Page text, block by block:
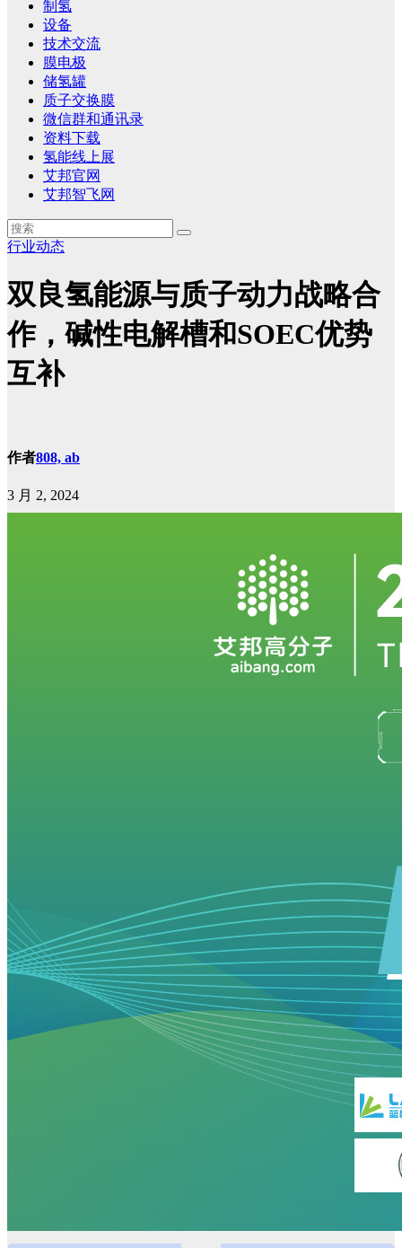
制氢
设备
技术交流
膜电极
储氢罐
质子交换膜
微信群和通讯录
资料下载
氢能线上展
艾邦官网
艾邦智飞网
行业动态
双良氢能源与质子动力战略合
作，碱性电解槽和SOEC优势
互补
作者808, ab
3 月 2, 2024